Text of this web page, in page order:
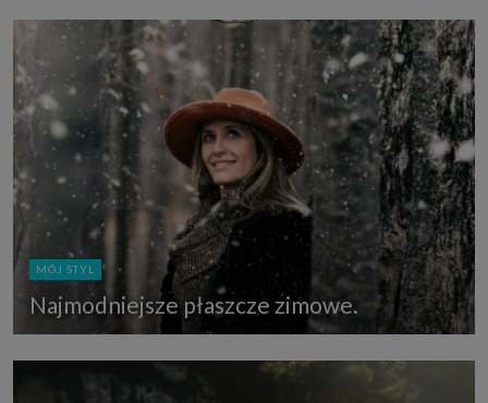
MÓJ STYL
Najmodniejsze płaszcze zimowe.